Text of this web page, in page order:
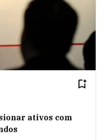
ativos com